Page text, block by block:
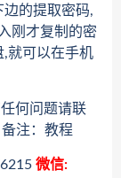
的提取密码,
刚才复制的密
,就可以在手机
何问题请联
注：教程
微信: